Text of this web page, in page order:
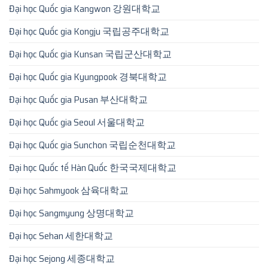
Đại học Quốc gia Kangwon 강원대학교
Đại học Quốc gia Kongju 국립공주대학교
Đại học Quốc gia Kunsan 국립군산대학교
Đại học Quốc gia Kyungpook 경북대학교
Đại học Quốc gia Pusan 부산대학교
Đại học Quốc gia Seoul 서울대학교
Đại học Quốc gia Sunchon 국립순천대학교
Đại học Quốc tế Hàn Quốc 한국국제대학교
Đại học Sahmyook 삼육대학교
Đại học Sangmyung 상명대학교
Đại học Sehan 세한대학교
Đại học Sejong 세종대학교